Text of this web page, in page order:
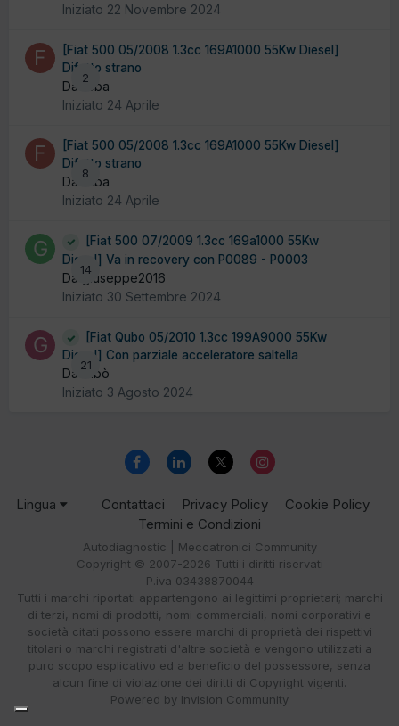
Iniziato 22 Novembre 2024
2
[Fiat 500 05/2008 1.3cc 169A1000 55Kw Diesel]
Difetto strano
Da feba
Iniziato 24 Aprile
8
[Fiat 500 05/2008 1.3cc 169A1000 55Kw Diesel]
Difetto strano
Da feba
Iniziato 24 Aprile
14
[Fiat 500 07/2009 1.3cc 169a1000 55Kw
Diesel] Va in recovery con P0089 - P0003
Da giuseppe2016
Iniziato 30 Settembre 2024
21
[Fiat Qubo 05/2010 1.3cc 199A9000 55Kw
Diesel] Con parziale acceleratore saltella
Da Gibò
Iniziato 3 Agosto 2024
Lingua Contattaci Privacy Policy
Cookie Policy
Termini e Condizioni
Autodiagnostic | Meccatronici Community
Copyright © 2007-2026 Tutti i diritti riservati
P.iva 03438870044
Tutti i marchi riportati appartengono ai legittimi proprietari; marchi
di terzi, nomi di prodotti, nomi commerciali, nomi corporativi e
società citati possono essere marchi di proprietà dei rispettivi
titolari o marchi registrati d'altre società e vengono utilizzati a
puro scopo esplicativo ed a beneficio del possessore, senza
alcun fine di violazione dei diritti di Copyright vigenti.
Powered by Invision Community